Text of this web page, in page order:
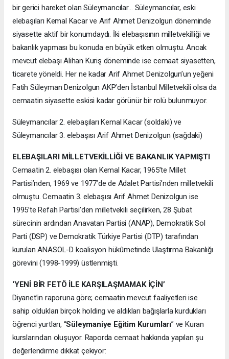
bir gerici hareket olan Süleymancılar… Süleymancılar, eski
elebaşıları Kemal Kacar ve Arif Ahmet Denizolgun döneminde
siyasette aktif bir konumdaydı. İki elebaşısının milletvekilliği ve
bakanlık yapması bu konuda en büyük etken olmuştu. Ancak
mevcut elebaşı Alihan Kuriş döneminde ise cemaat siyasetten,
ticarete yöneldi. Her ne kadar Arif Ahmet Denizolgun’un yeğeni
Fatih Süleyman Denizolgun AKP’den İstanbul Milletvekili olsa da
cemaatin siyasette eskisi kadar görünür bir rolü bulunmuyor.
Süleymancılar 2. elebaşıları Kemal Kacar (soldaki) ve
Süleymancılar 3. elebaşısı Arif Ahmet Denizolgun (sağdaki)
ELEBAŞILARI MİLLETVEKİLLİĞİ VE BAKANLIK YAPMIŞTI
Cemaatin 2. elebaşısı olan Kemal Kacar, 1965’te Millet
Partisi’nden, 1969 ve 1977’de de Adalet Partisi’nden milletvekili
olmuştu. Cemaatin 3. elebaşısı Arif Ahmet Denizolgun ise
1995’te Refah Partisi’den milletvekili seçilirken, 28 Şubat
sürecinin ardından Anavatan Partisi (ANAP), Demokratik Sol
Parti (DSP) ve Demokratik Türkiye Partisi (DTP) tarafından
kurulan ANASOL-D koalisyon hükûmetinde Ulaştırma Bakanlığı
görevini (1998-1999) üstlenmişti.
‘YENİ BİR FETÖ İLE KARŞILAŞMAMAK İÇİN’
Diyanet’in raporuna göre; cemaatin mevcut faaliyetleri ise
sahip oldukları birçok holding ve aldıkları bağışlarla kurdukları
öğrenci yurtları, “Süleymaniye Eğitim Kurumları” ve Kuran
kurslarından oluşuyor. Raporda cemaat hakkında yapılan şu
değerlendirme dikkat çekiyor: